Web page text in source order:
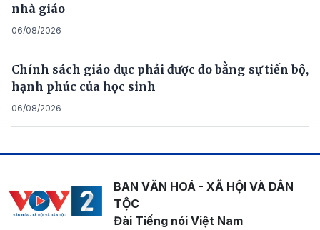
nhà giáo
06/08/2026
Chính sách giáo dục phải được đo bằng sự tiến bộ,
hạnh phúc của học sinh
06/08/2026
BAN VĂN HOÁ - XÃ HỘI VÀ DÂN
TỘC
Đài Tiếng nói Việt Nam